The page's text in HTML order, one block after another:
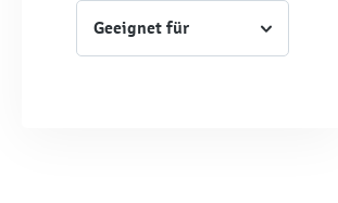
Geeignet für